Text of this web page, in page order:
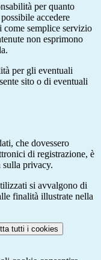
per quanto
accedere
semplice servizio
non esprimono
per gli eventuali
sito o di eventuali
che dovessero
di registrazione, è
sulla privacy.
si avvalgono di
finalità illustrate nella
tutti i cookies